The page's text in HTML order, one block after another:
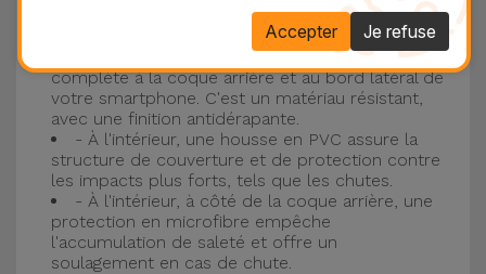
maximum les accidents et les casses !
- Une première couche de silicone liquide
donne de la couleur et une couverture
complète à la coque arrière et au bord latéral de
votre smartphone. C'est un matériau résistant,
avec une finition antidérapante.
- À l'intérieur, une housse en PVC assure la
structure de couverture et de protection contre
les impacts plus forts, tels que les chutes.
- À l'intérieur, à côté de la coque arrière, une
protection en microfibre empêche
l'accumulation de saleté et offre un
soulagement en cas de chute.
Je refuse
Accepter